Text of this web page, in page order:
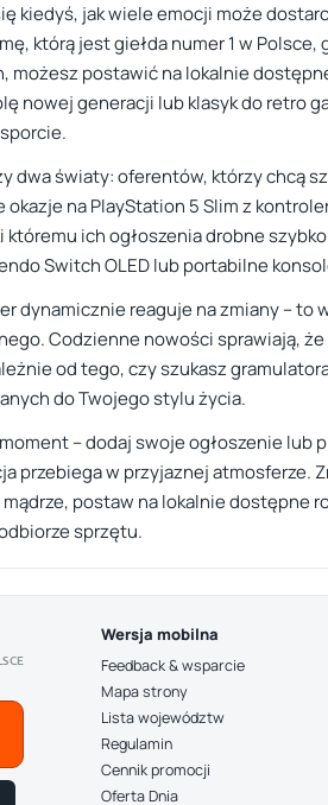
kiedyś, jak wiele emocji może
którą jest giełda numer 1 w
możesz postawić na lokalnie
nowej generacji lub klasyk do retro
dwa światy: oferentów, którzy chcą
na PlayStation 5 Slim z
któremu ich ogłoszenia drobne
Switch OLED lub portabilne
dynamicznie reaguje na zmiany –
Codzienne nowości sprawiają,
od tego, czy szukasz
do Twojego stylu życia.
– dodaj swoje ogłoszenie
przebiega w przyjaznej atmosferze.
postaw na lokalnie dostępne
sprzętu.
Wersja mobilna
Feedback & wsparcie
Mapa strony
Lista województw
Regulamin
Cennik promocji
Oferta Dnia